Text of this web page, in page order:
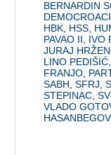
BERNARDIN
HBK HSS
PAVAO II
IVO
JURAJ
LINO PEDIŠIĆ
FRANJO
SABH ,SFRJ ,
STEPINAC ,
VLADO